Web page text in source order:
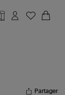
Partager